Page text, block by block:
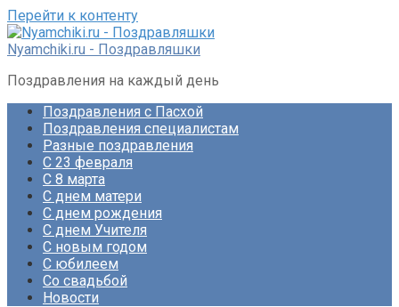
Перейти к контенту
Nyamchiki.ru - Поздравляшки
Поздравления на каждый день
Поздравления с Пасхой
Поздравления специалистам
Разные поздравления
С 23 февраля
С 8 марта
С днем матери
С днем рождения
С днем Учителя
С новым годом
С юбилеем
Со свадьбой
Новости